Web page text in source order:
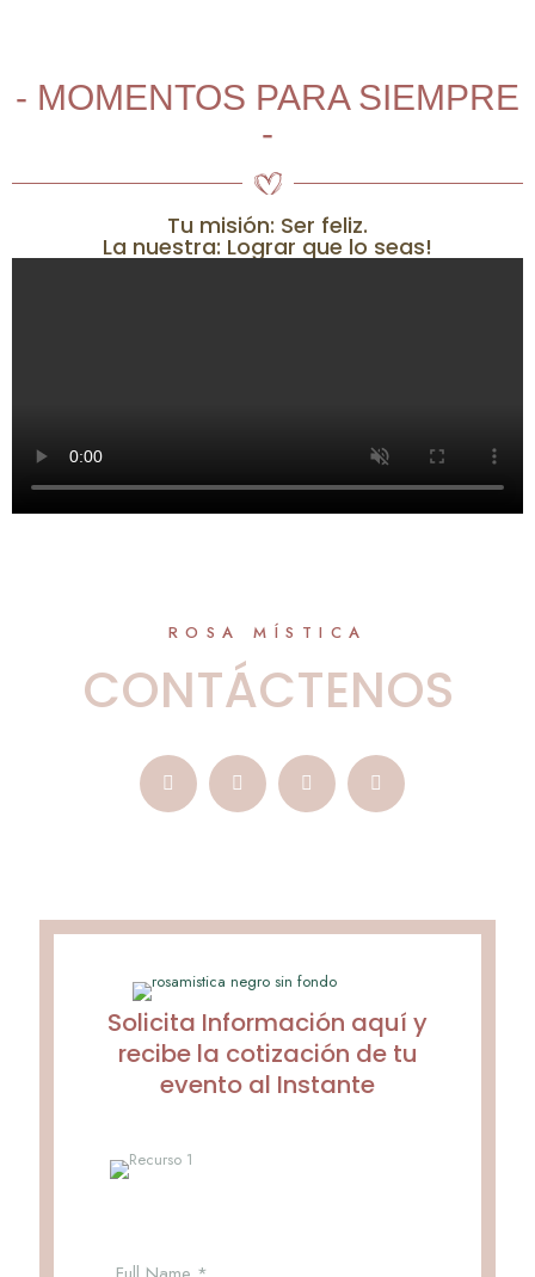
- MOMENTOS PARA SIEMPRE
-
Tu misión: Ser feliz.
La nuestra: Lograr que lo seas!
ROSA MÍSTICA
CONTÁCTENOS
Solicita Información aquí y
recibe la cotización de tu
evento al Instante